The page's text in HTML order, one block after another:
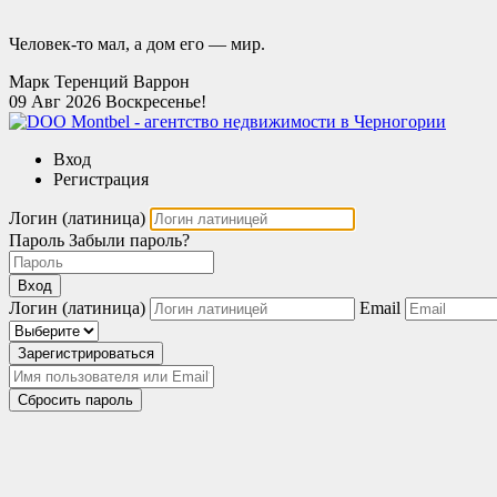
Человек-то мал, а дом его — мир.
Марк Теренций Варрон
09 Авг 2026 Воскресенье!
Вход
Регистрация
Логин (латиница)
Пароль Забыли пароль?
Вход
Логин (латиница) Email
Зарегистрироваться
Сбросить пароль